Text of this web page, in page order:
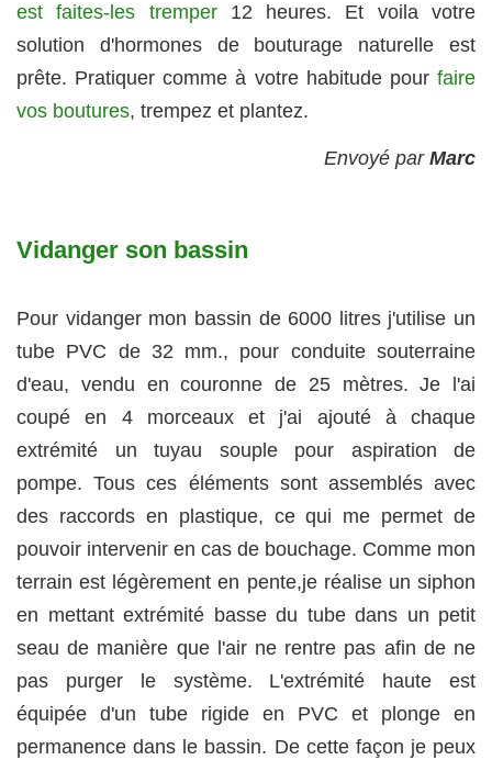
est faites-les tremper12 heures. Et voila votre
solution d'hormones de bouturage naturelle est
prête. Pratiquer comme à votre habitude pour faire
vos boutures, trempez et plantez.
Envoyé par Marc
Vidanger son bassin
Pour vidanger mon bassin de 6000 litres j'utilise un
tube PVC de 32 mm., pour conduite souterraine
d'eau, vendu en couronne de 25 mètres. Je l'ai
coupé en 4 morceaux et j'ai ajouté à chaque
extrémité un tuyau souple pour aspiration de
pompe. Tous ces éléments sont assemblés avec
des raccords en plastique, ce qui me permet de
pouvoir intervenir en cas de bouchage. Comme mon
terrain est légèrement en pente,je réalise un siphon
en mettant extrémité basse du tube dans un petit
seau de manière que l'air ne rentre pas afin de ne
pas purger le système. L'extrémité haute est
équipée d'un tube rigide en PVC et plonge en
permanence dans le bassin. De cette façon je peux